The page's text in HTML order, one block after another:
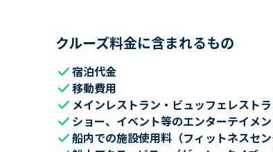
クルーズ料金に含まれるもの
check宿泊代金
check移動費用
check メインレストラン・ビュッフェレスト
check ショー、イベント等のエンターテイメ
check船内での施設使用料（フィットネスセ